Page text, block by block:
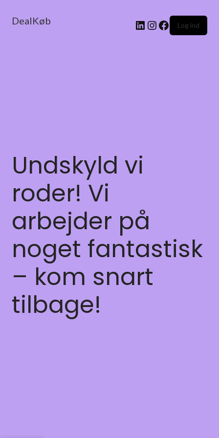
DealKøb Log ind
Undskyld vi
roder! Vi
arbejder på
noget fantastisk
– kom snart
tilbage!